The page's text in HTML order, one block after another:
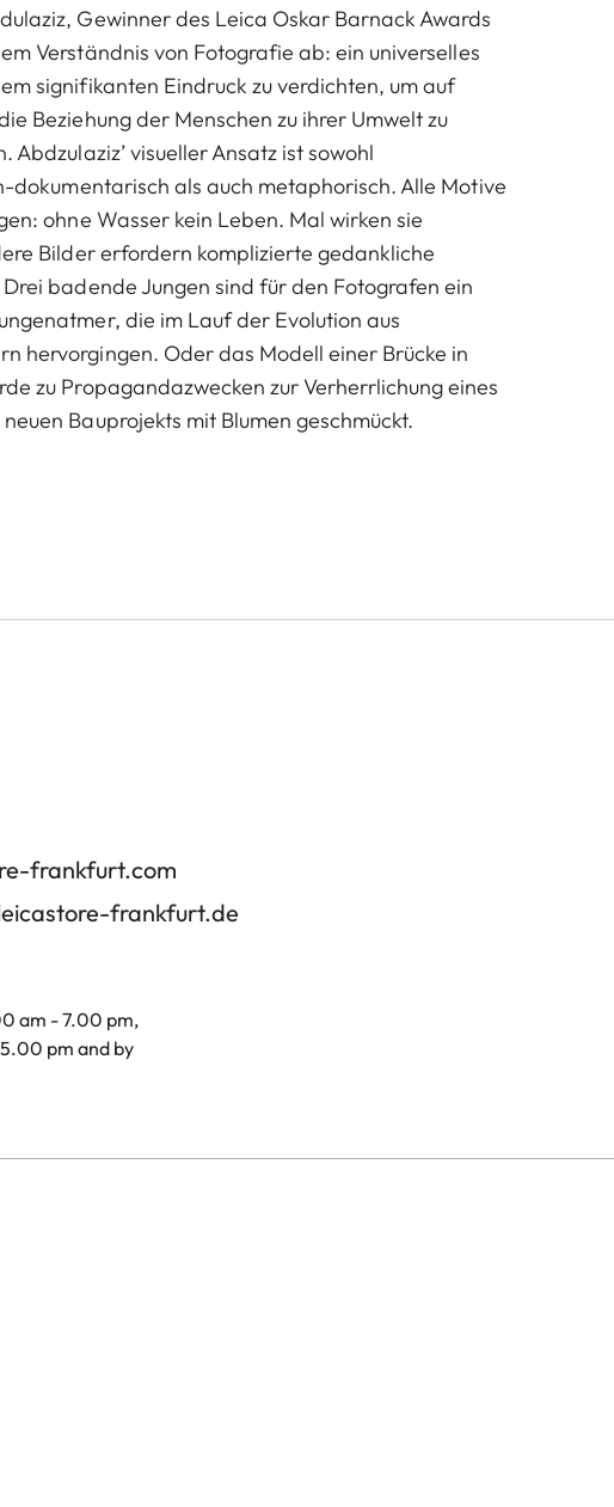
Gewinner des Leica Oskar Barnack Awards
Verständnis von Fotografie ab: ein universelles
signifikanten Eindruck zu verdichten, um auf
Beziehung der Menschen zu ihrer Umwelt zu
Abdzulaziz’ visueller Ansatz ist sowohl
dokumentarisch als auch metaphorisch. Alle Motive
ohne Wasser kein Leben. Mal wirken sie
Bilder erfordern komplizierte gedankliche
badende Jungen sind für den Fotografen ein
die im Lauf der Evolution aus
hervorgingen. Oder das Modell einer Brücke in
zu Propagandazwecken zur Verherrlichung eines
Bauprojekts mit Blumen geschmückt.
frankfurt.com
frankfurt.de
am - 7.00 pm,
pm and by